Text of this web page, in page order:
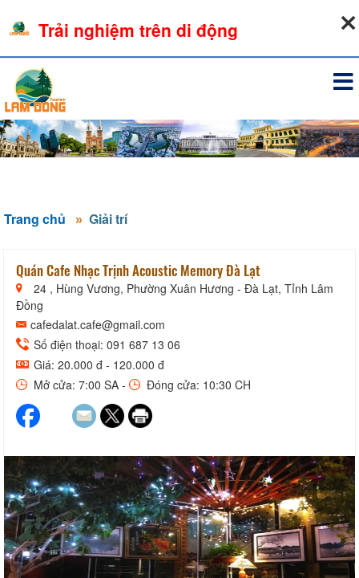
Trang chủ Giải trí
Quán Cafe Nhạc Trịnh Acoustic Memory Đà Lạt
24 , Hùng Vương, Phường Xuân Hương - Đà Lạt, Tỉnh Lâm
Đồng
cafedalat.cafe@gmail.com
Số điện thoại: 091 687 13 06
Giá: 20.000 đ - 120.000 đ
Mở cửa: 7:00 SA -
Đóng cửa: 10:30 CH
Trải nghiệm trên di động